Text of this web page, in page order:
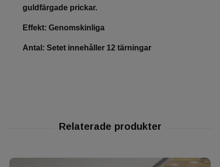
guldfärgade prickar.
Effekt: Genomskinliga
Antal: Setet innehåller 12 tärningar